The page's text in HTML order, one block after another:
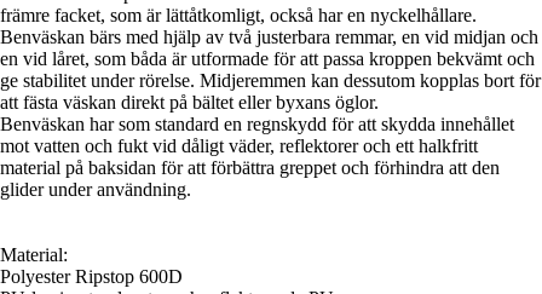
främre facket, som är lättåtkomligt, också har en nyckelhållare.
Benväskan bärs med hjälp av två justerbara remmar, en vid midjan och
en vid låret, som båda är utformade för att passa kroppen bekvämt och
ge stabilitet under rörelse. Midjeremmen kan dessutom kopplas bort för
att fästa väskan direkt på bältet eller byxans öglor.
Benväskan har som standard en regnskydd för att skydda innehållet
mot vatten och fukt vid dåligt väder, reflektorer och ett halkfritt
material på baksidan för att förbättra greppet och förhindra att den
glider under användning.
Material:
Polyester Ripstop 600D